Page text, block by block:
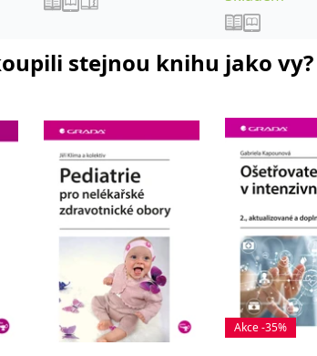
stejnou knihu jako vy?
Akce -35%